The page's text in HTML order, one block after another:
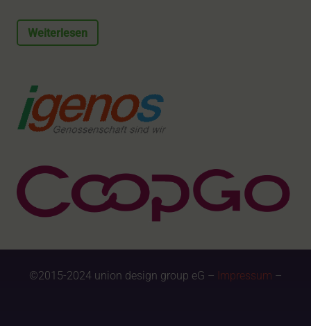
Weiterlesen
©2015-2024 union design group eG – Impressum –